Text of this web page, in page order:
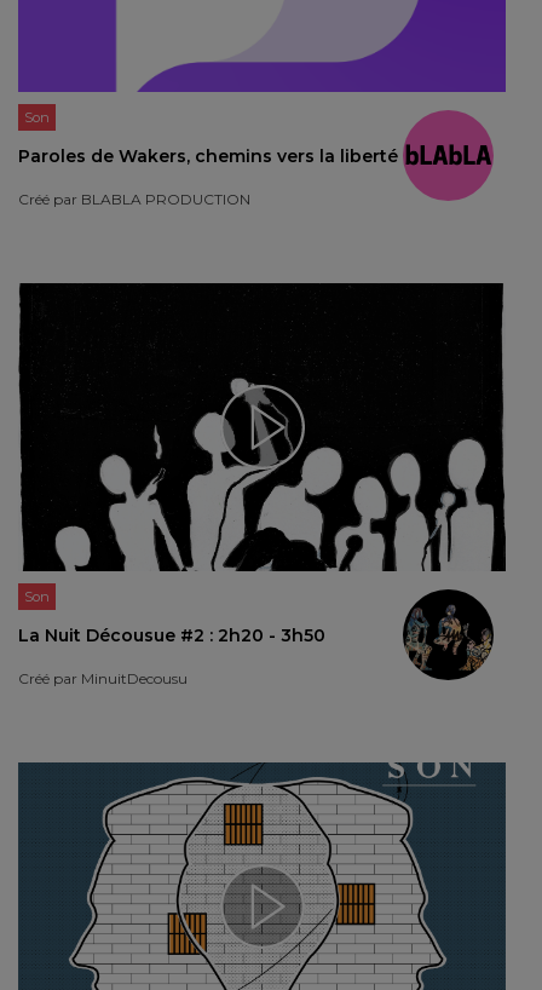
Son
Paroles de Wakers, chemins vers la liberté
Créé par BLABLA PRODUCTION
Son
La Nuit Décousue #2 : 2h20 - 3h50
Créé par MinuitDecousu